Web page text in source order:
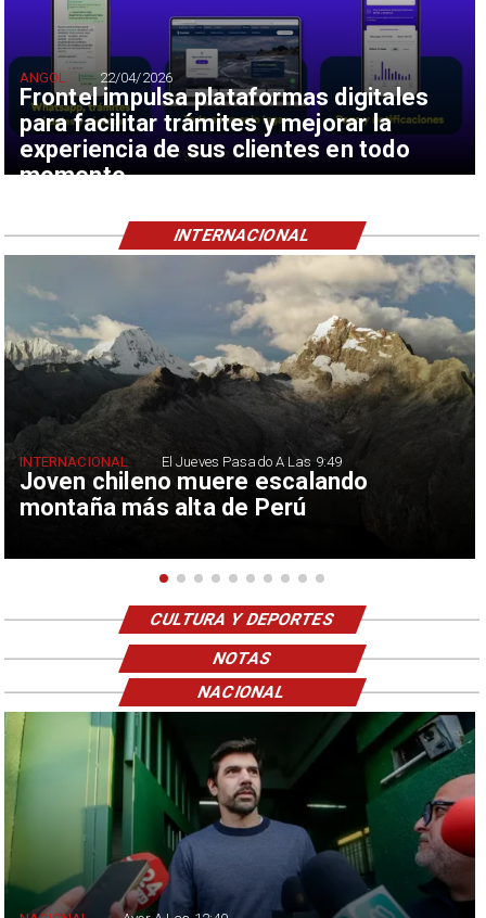
Frontel impulsa plataformas digitales
para facilitar trámites y mejorar la
experiencia de sus clientes en todo
momento
ANGOL 22/04/2026
Joven chileno muere escalando
montaña más alta de Perú
INTERNACIONAL El Jueves Pasado A Las 9:49
INTERNACIONAL
CULTURA Y DEPORTES
NOTAS
NACIONAL